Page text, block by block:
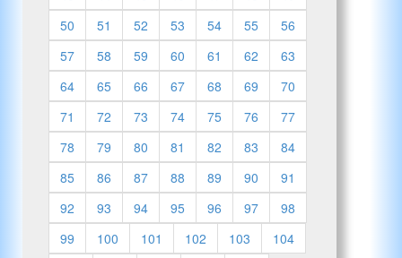
50
51 52 53 54 55
56
57
58 59 60 61 62
63
64
65 66 67 68 69
70
71
72 73 74 75 76
77
78
79 80 81 82 83
84
85
86 87 88 89 90
91
92
93 94 95 96 97
98
99
100 101 102 103
104